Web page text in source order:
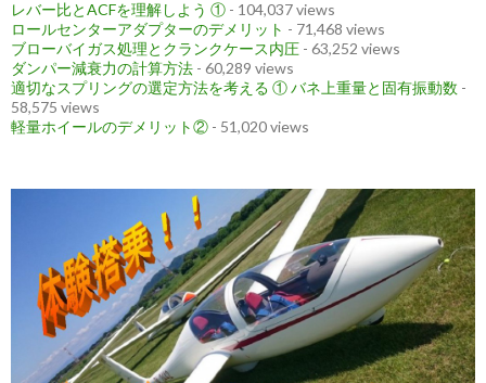
レバー比とACFを理解しよう ① - 104,037 views
ロールセンターアダプターのデメリット - 71,468 views
ブローバイガス処理とクランクケース内圧 - 63,252 views
ダンパー減衰力の計算方法 - 60,289 views
適切なスプリングの選定方法を考える ① バネ上重量と固有振動数 -
58,575 views
軽量ホイールのデメリット② - 51,020 views